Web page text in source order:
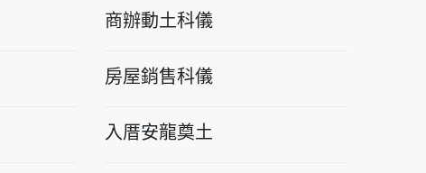
商辦動土科儀
房屋銷售科儀
入厝安龍奠土